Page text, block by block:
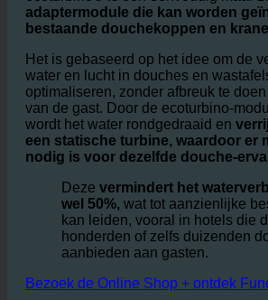
en douches?
ecoturbino® is een eenvoudig maar
adaptermodule die kan worden
bestaande douchekoppen en
Het is gebaseerd op het idee om de
water en lucht in douches en
optimaliseren, zonder afbreuk te doen
van de gast. Door de ecoturbino-
wordt het water rondgedraaid en
een statische turbine, waardoor er
nodig is voor dezelfde douche-
Dezevermindert het
wel 50%,wat tot aanzienlijke
kan leiden, vooral in hotels die
honderden of zelfs duizenden